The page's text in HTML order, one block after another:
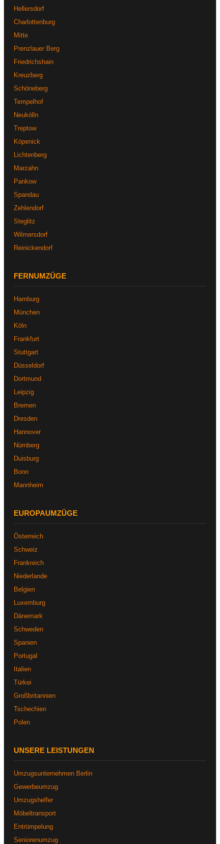
Hellersdorf
Charlottenburg
Mitte
Prenzlauer Berg
Friedrichshain
Kreuzberg
Schöneberg
Tempelhof
Neukölln
Treptow
Köpenick
Lichtenberg
Marzahn
Pankow
Spandau
Zehlendorf
Steglitz
Wilmersdorf
Reinickendorf
FERNUMZÜGE
Hamburg
München
Köln
Frankfurt
Stuttgart
Düsseldorf
Dortmund
Leipzig
Bremen
Dresden
Hannover
Nürnberg
Duisburg
Bonn
Mannheim
EUROPAUMZÜGE
Österreich
Schweiz
Frankreich
Niederlande
Belgien
Luxemburg
Dänemark
Schweden
Spanien
Portugal
Italien
Türkei
Großbritannien
Tschechien
Polen
UNSERE LEISTUNGEN
Umzugsunternehmen Berlin
Gewerbeumzug
Umzugshelfer
Möbeltransport
Entrümpelung
Seniorenumzug